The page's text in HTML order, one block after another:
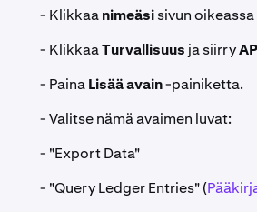
- Klikkaanimeäsisivun
- KlikkaaTurvallisuus ja siirry
- PainaLisää avain-painiketta.
- Valitse nämä avaimen luvat:
- "Export Data"
- "Query Ledger Entries" (